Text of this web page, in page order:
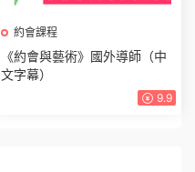
約會課程
《約會與藝術》國外導師（中
文字幕）
9.9